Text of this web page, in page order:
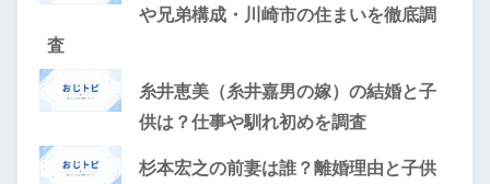
や兄弟構成・川崎市の住まいを徹底調
査
糸井恵美（糸井嘉男の嫁）の結婚と子
供は？仕事や馴れ初めを調査
杉本宏之の前妻は誰？離婚理由と子供